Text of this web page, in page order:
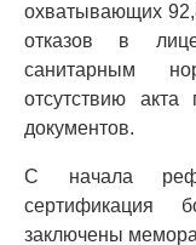
охватывающих
отказов в
санитарным
отсутствию акта
документов.
С начала
сертификация
заключены